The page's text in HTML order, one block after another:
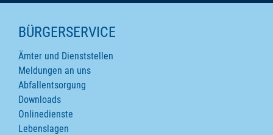
SEITENINHALTE
BÜRGERSERVICE
Ämter und Dienststellen
Meldungen an uns
Abfallentsorgung
Downloads
Onlinedienste
Lebenslagen